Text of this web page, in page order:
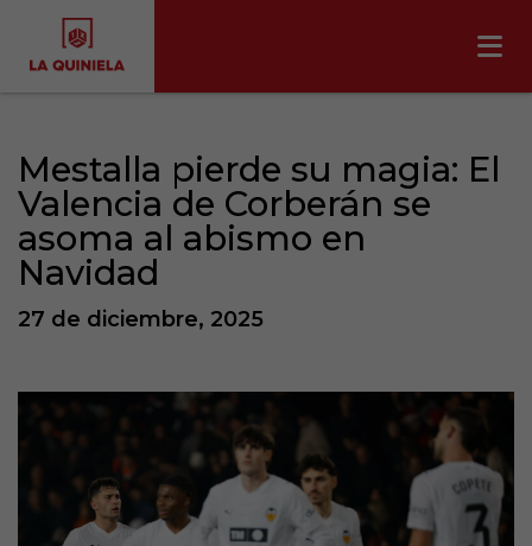
Mestalla pierde su magia: El
Valencia de Corberán se
asoma al abismo en
Navidad
27 de diciembre, 2025